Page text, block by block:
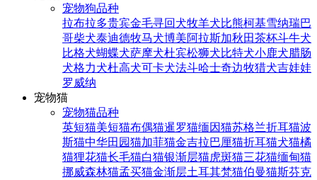
宠物狗品种
拉布拉多贵宾金毛寻回犬牧羊犬比熊柯基雪纳瑞巴
哥柴犬泰迪德牧马犬博美阿拉斯加秋田茶杯斗牛犬
比格犬蝴蝶犬萨摩犬杜宾松狮犬比特犬小鹿犬腊肠
犬格力犬杜高犬可卡犬法斗哈士奇边牧猎犬吉娃娃
罗威纳
宠物猫
宠物猫品种
英短猫美短猫布偶猫暹罗猫缅因猫苏格兰折耳猫波
斯猫中华田园猫加菲猫金吉拉巴厘猫折耳猫犬猫橘
猫狸花猫长毛猫白猫银渐层猫虎斑猫三花猫缅甸猫
挪威森林猫孟买猫金渐层土耳其梵猫伯曼猫斯芬克